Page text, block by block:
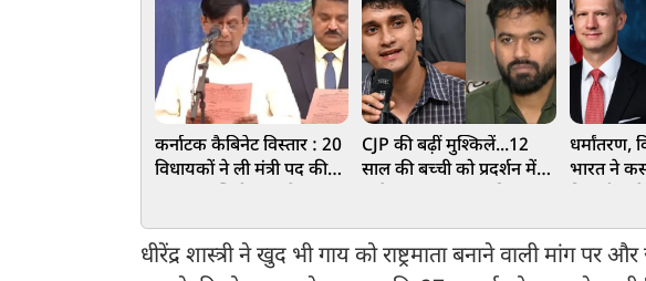
कर्नाटक कैबिनेट विस्तार : 20
विधायकों ने ली मंत्री पद की
CJP की बढ़ीं मुश्किलें...12
साल की बच्ची को प्रदर्शन में
POCSO एक्ट में शिकायत!
धर्मांतरण,
भारत ने
क्यों जरूरी
धीरेंद्र शास्त्री ने खुद भी गाय को राष्ट्रमाता बनाने वाली मांग पर